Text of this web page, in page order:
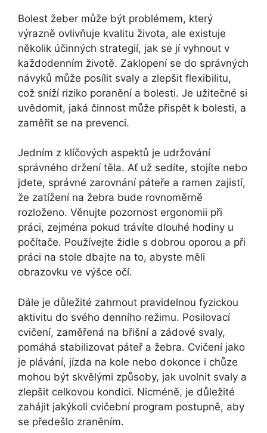
Bolest žeber může být problémem, který
výrazně ovlivňuje kvalitu života, ale existuje
několik účinných strategií, jak se jí vyhnout v
každodenním životě. Zaklopení se do správných
návyků může posílit svaly a zlepšit flexibilitu,
což sníží riziko poranění a bolesti. Je užitečné si
uvědomit, jaká činnost může přispět k bolesti, a
zaměřit se na prevenci.
Jedním z klíčových aspektů je udržování
správného držení těla. Ať už sedíte, stojíte nebo
jdete, správné zarovnání páteře a ramen zajistí,
že zatížení na žebra bude rovnoměrně
rozloženo. Věnujte pozornost ergonomii při
práci, zejména pokud trávíte dlouhé hodiny u
počítače. Používejte židle s dobrou oporou a při
práci na stole dbajte na to, abyste měli
obrazovku ve výšce očí.
Dále je důležité zahrnout pravidelnou fyzickou
aktivitu do svého denního režimu. Posilovací
cvičení, zaměřená na břišní a zádové svaly,
pomáhá stabilizovat páteř a žebra. Cvičení jako
je plávání, jízda na kole nebo dokonce i chůze
mohou být skvělými způsoby, jak uvolnit svaly a
zlepšit celkovou kondici. Nicméně, je důležité
zahájit jakýkoli cvičební program postupně, aby
se předešlo zraněním.